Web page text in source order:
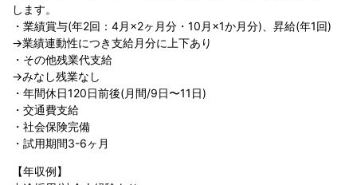
します。
・業績賞与(年2回：4月×2ヶ月分・10月×1か月分)、昇給(年1回)
→業績連動性につき支給月分に上下あり
・その他残業代支給
→みなし残業なし
・年間休日120日前後(月間/9日〜11日)
・交通費支給
・社会保険完備
・試用期間3-6ヶ月
【年収例】